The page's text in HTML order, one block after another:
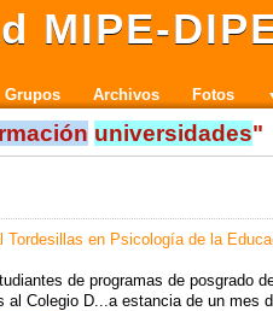
MIPE-
Grupos Archivos Fotos
universidades"
Tordesillas en Psicología de la
de programas de posgrado
al Colegio D...a estancia de un mes